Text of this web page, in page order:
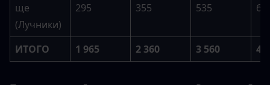
ще
(Лучники)
295 355 535
ИТОГО 1 965 2 360 3 560 4